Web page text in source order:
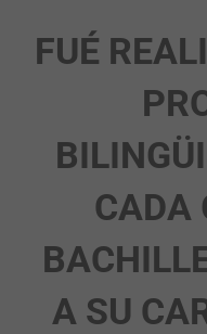
FUÉ
CADA
A SU